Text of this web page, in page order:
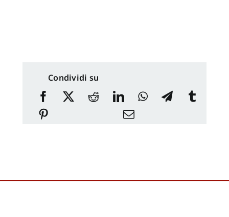
Condividi su